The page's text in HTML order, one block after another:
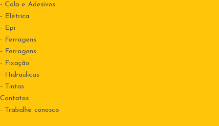
- Cola e Adesivos
- Elétrica
- Epi
- Ferragens
- Ferragens
- Fixação
- Hidraulicas
- Tintas
Contatos
- Trabalhe conosco